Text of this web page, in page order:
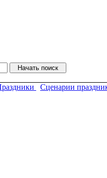
Сценарии